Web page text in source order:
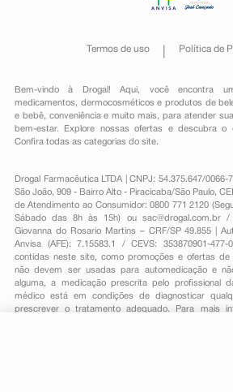
Termos de uso Política de
Bem-vindo à Drogal! Aqui, você encontra
medicamentos , dermocosméticos e produtos de
e bebê, conveniênciae muito mais, para atender
bem-estar. Explore nossas ofertas e descubra o
Confira todas as categorias do site.
Drogal Farmacêutica LTDA | CNPJ: 54.375.647/0066-
São João, 909 - Bairro Alto - Piracicaba/São Paulo,
de Atendimento ao Consumidor: 0800 771 2120
Sábado das 8h às 15h) ou sac@drogal.com.br/
Giovanna do Rosario Martins – CRF/SP 49.855 |
Anvisa (AFE): 7.15583.1 / CEVS: 353870901-477-
contidas neste site, como promoções e ofertas de
não devem ser usadas para automedicação e
alguma, a medicação prescrita pelo profissional
médico está em condições de diagnosticar
prescrever o tratamento adequado. Para mais